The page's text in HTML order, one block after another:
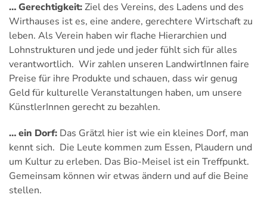
… Gerechtigkeit:Ziel des Vereins, des Ladens und des
Wirthauses ist es, eine andere, gerechtere Wirtschaft zu
leben. Als Verein haben wir flache Hierarchien und
Lohnstrukturen und jede und jeder fühlt sich für alles
verantwortlich. Wir zahlen unseren LandwirtInnen faire
Preise für ihre Produkte und schauen, dass wir genug
Geld für kulturelle Veranstaltungen haben, um unsere
KünstlerInnen gerecht zu bezahlen.
… ein Dorf: Das Grätzl hier ist wie ein kleines Dorf, man
kennt sich. Die Leute kommen zum Essen, Plaudern und
um Kultur zu erleben. Das Bio-Meisel ist ein Treffpunkt.
Gemeinsam können wir etwas ändern und auf die Beine
stellen.